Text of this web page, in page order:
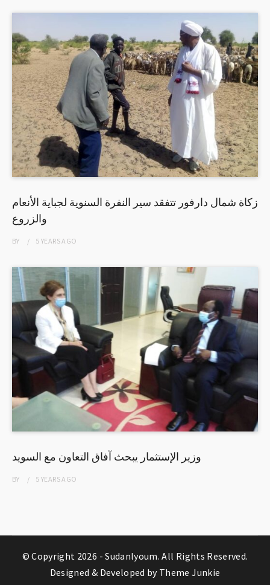
زكاة شمال دارفور تتفقد سير النفرة السنوية لجباية الأنعام
والزروع
BY 5 YEARSAGO
وزير الإستثمار يبحث آفاق التعاون مع السويد
BY 5 YEARSAGO
© Copyright 2026 -Sudanlyoum. All Rights Reserved.
Designed & Developed by Theme Junkie